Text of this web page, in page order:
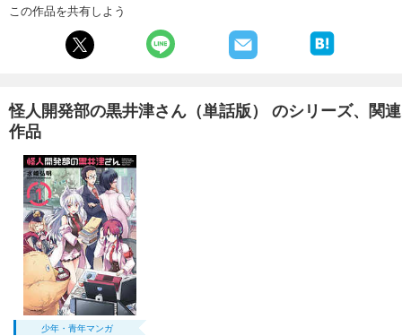
あらすじを表示する
怪人開発部の黒井津さん（単話版）第49話
試し読み
怪人開発部の黒井津さん（単話版）第50話
165円 (税込)
完結
あらすじを表示する
怪人開発部の黒井津さん（単話版）第51話
165 円 (税込)
この作品を共有しよう
怪人開発部の黒井津さん（単話版） のシリーズ、関連
作品
少年・青年マンガ